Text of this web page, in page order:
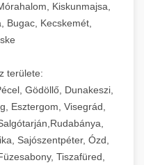
Kiskunmajsa,
Bugac, Kecskemét,
területe:
Gödöllő, Dunakeszi,
Esztergom, Visegrád,
Sajószentpéter, Ózd,
Tiszafüred,